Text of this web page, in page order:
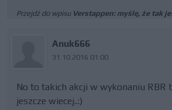
Przejdź do wpisu Verstappen: myślę, że tak
Anuk666
31.10.2016 01:00
No to takich akcji w wykonaniu RBR
jeszcze wiecej..:)